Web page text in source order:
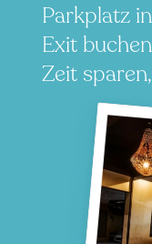
Parkplatz
Exit
Zeit